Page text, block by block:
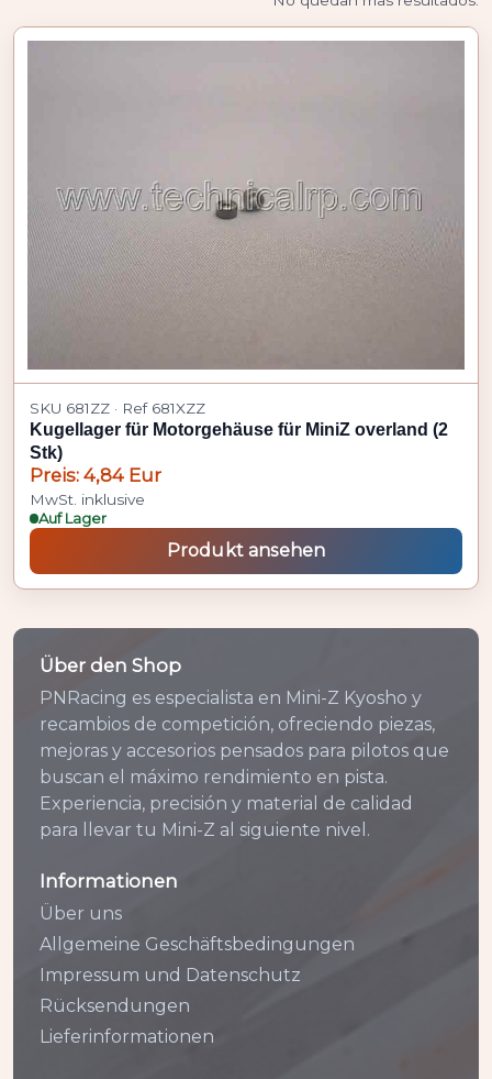
SKU 681ZZ · Ref 681XZZ
Kugellager für Motorgehäuse für MiniZ overland (2
Stk)
Preis: 4,84 Eur
MwSt. inklusive
Auf Lager
Produkt ansehen
Über den Shop
PNRacing es especialista en Mini-Z Kyosho y
recambios de competición, ofreciendo piezas,
mejoras y accesorios pensados para pilotos que
buscan el máximo rendimiento en pista.
Experiencia, precisión y material de calidad
para llevar tu Mini-Z al siguiente nivel.
Informationen
Über uns
Allgemeine Geschäftsbedingungen
Impressum und Datenschutz
Rücksendungen
Lieferinformationen